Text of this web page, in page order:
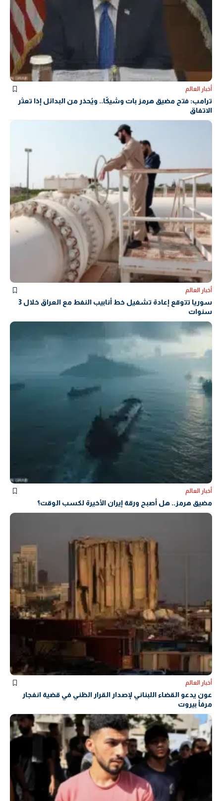
أخبار العالم
ترامب: فتح مضيق هرمز بات وشيكًا.. ويُحذر من البدائل إذا تعثر
الاتفاق
أخبار العالم
سوريا تتوقع إعادة تشغيل خط أنابيب النفط مع العراق خلال 3
سنوات
أخبار العالم
مضيق هرمز.. هل أصبح ورقة إيران الأخيرة لكسب الوقت؟
أخبار العالم
عون يدعو القضاء اللبناني لإصدار القرار الظني في قضية انفجار
مرفأ بيروت